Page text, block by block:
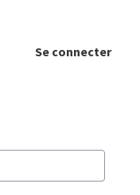
Se connecter